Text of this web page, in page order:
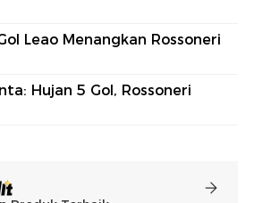
Leao Menangkan Rossoneri
Hujan 5 Gol, Rossoneri